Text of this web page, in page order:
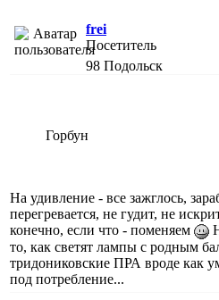
frei
Посетитель
98 Подольск
Горбун
На удивление - все зажглось,
перегревается, не гудит, не
конечно, если что - поменяем
то, как светят лампы с родным
тридониковские ПРА вроде как
под потребление...